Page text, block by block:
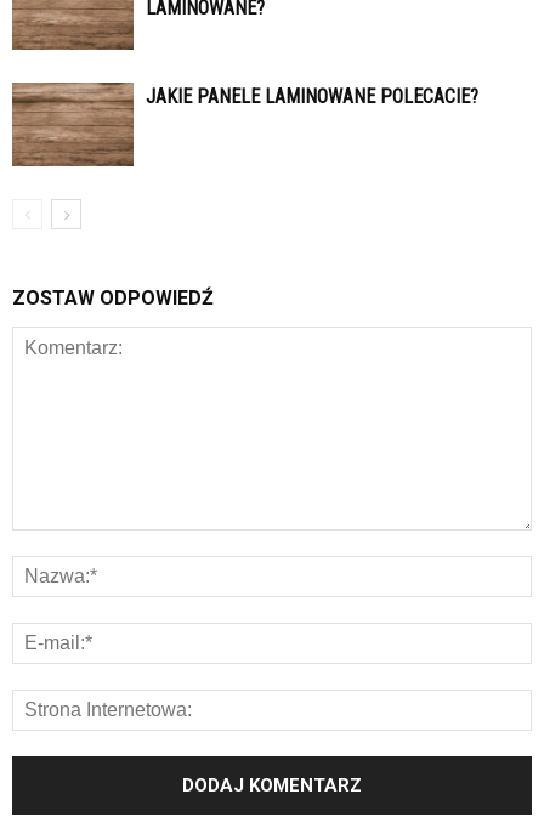
LAMINOWANE?
JAKIE PANELE LAMINOWANE POLECACIE?
ZOSTAW ODPOWIEDŹ